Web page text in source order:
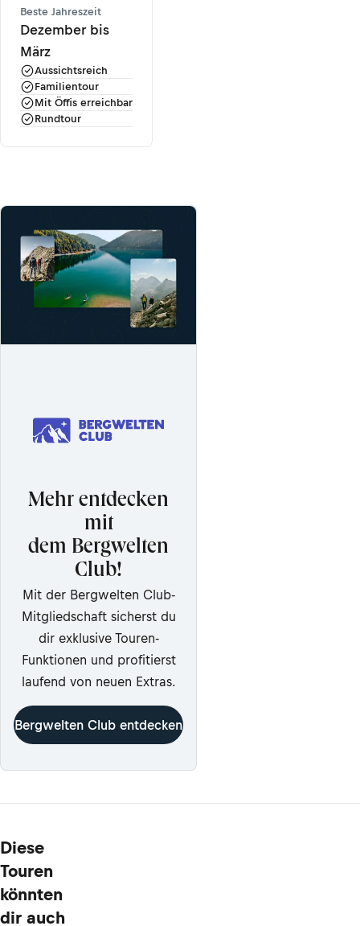
Beste Jahreszeit
Dezember bis
März
Aussichtsreich
Familientour
Mit Öffis erreichbar
Rundtour
Mehr entdecken
mit
dem Bergwelten
Club!
Mit der Bergwelten Club-
Mitgliedschaft sicherst du
dir exklusive Touren-
Funktionen und profitierst
laufend von neuen Extras.
Bergwelten Club entdecken
Diese
Touren
könnten
dir auch